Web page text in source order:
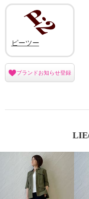
ピーツー
ブランドお知らせ登録
LIE